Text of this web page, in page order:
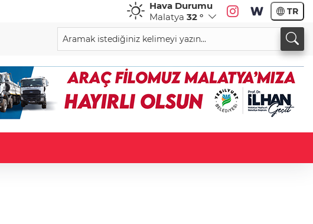
Hava Durumu
Malatya 32 ° TR